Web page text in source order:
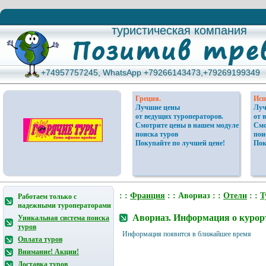
туристическая компания
туристическая компания
+74957757245, WhatsApp +79266143473,+79269199349
+74957757245, WhatsApp +79266143473,+79269199349
Греция.
Лучшие цены
от ведущих туроператоров.
Смотрите цены в нашем модуле
поиска туров
Покупайте по лучшей цене!
от
Работаем только с
надежными туроператорами
Уникальная система поиска
туров
Оплата туров
Внимание! Акции!
Доставка туров
: : Франция : : Авориаз : : Отели : :
Авориаз. Информация о
Информация появится в ближайшее время